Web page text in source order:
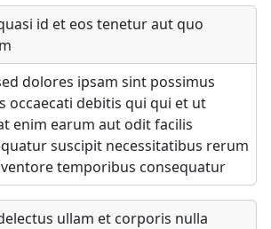
id et eos tenetur aut quo
dolores ipsam sint possimus
occaecati debitis qui qui et ut
enim earum aut odit facilis
suscipit necessitatibus rerum
temporibus consequatur
ullam et corporis nulla